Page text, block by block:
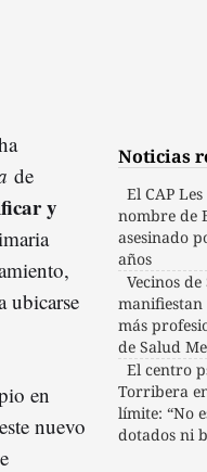
Noticias
El CAP
nombre de
asesinado
años
Vecinos
más
de Salud
El centro
Torribera
límite: “No
dotados ni
de
y
ubicarse
en
nuevo